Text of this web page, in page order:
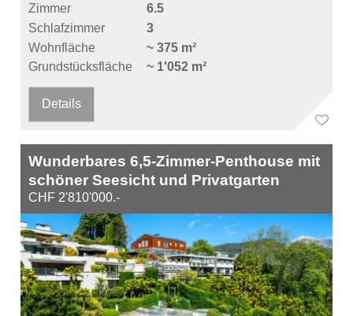
Zimmer
6.5
Schlafzimmer
3
Wohnfläche
~ 375 m²
Grundstücksfläche
~ 1'052 m²
Details
Wunderbares 6,5-Zimmer-Penthouse mit
schöner Seesicht und Privatgarten
CHF 2'810'000.-